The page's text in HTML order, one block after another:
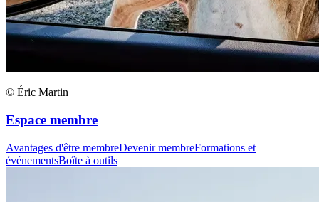
© Éric Martin
Espace membre
Avantages d'être membreDevenir membreFormations et
événementsBoîte à outils